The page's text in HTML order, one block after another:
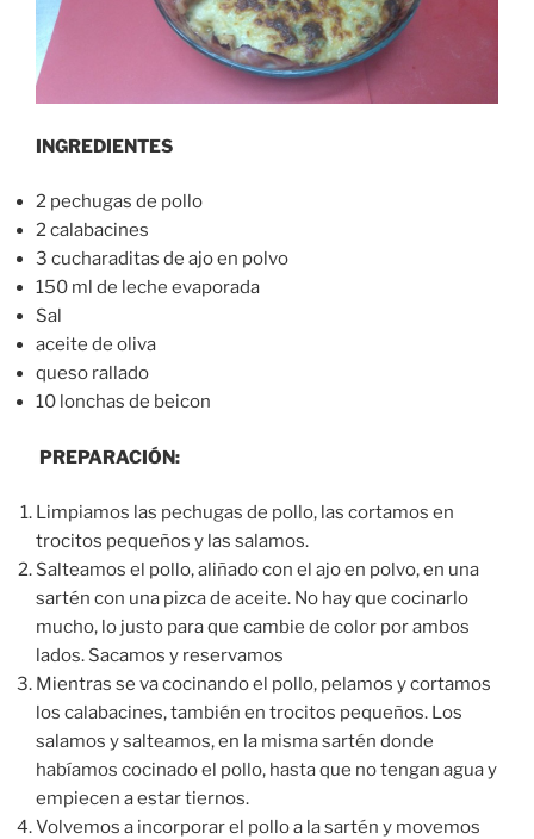
INGREDIENTES
2 pechugas de pollo
2 calabacines
3 cucharaditas de ajo en polvo
150 ml de leche evaporada
Sal
aceite de oliva
queso rallado
10 lonchas de beicon
PREPARACIÓN:
Limpiamos las pechugas de pollo, las cortamos en
trocitos pequeños y las salamos.
Salteamos el pollo, aliñado con el ajo en polvo, en una
sartén con una pizca de aceite. No hay que cocinarlo
mucho, lo justo para que cambie de color por ambos
lados. Sacamos y reservamos
Mientras se va cocinando el pollo, pelamos y cortamos
los calabacines, también en trocitos pequeños. Los
salamos y salteamos, en la misma sartén donde
habíamos cocinado el pollo, hasta que no tengan agua y
empiecen a estar tiernos.
Volvemos a incorporar el pollo a la sartén y movemos